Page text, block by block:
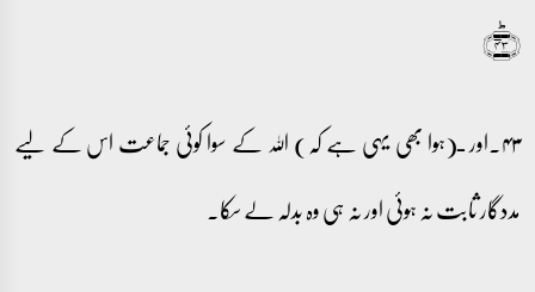
﴿ؕ۴۳﴾
۴۳۔اور ـ(ہوا بھی یہی ہے کہ) اللہ کے سوا کوئی جماعت اس کے لیے
مددگار ثابت نہ ہوئی اور نہ ہی وہ بدلہ لے سکا۔